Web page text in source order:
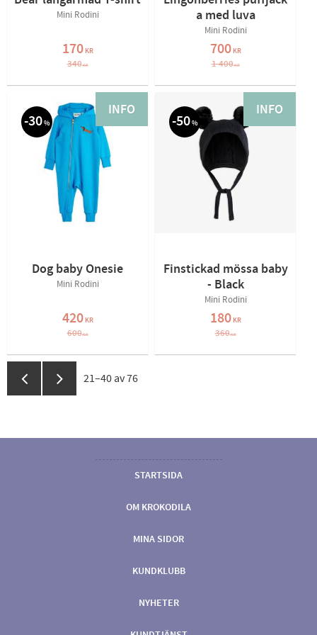
Mini Rodini
170KR
340KR
a med luva
Mini Rodini
700KR
1 400KR
Dog baby Onesie
Mini Rodini
420KR
600KR
30%
INFO
Finstickad mössa baby
- Black
Mini Rodini
180KR
360KR
50%
INFO
21–40 av76
STARTSIDA
OM KROKODILA
MINA SIDOR
KUNDKLUBB
NYHETER